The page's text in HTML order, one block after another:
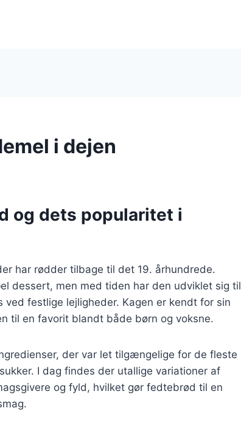
i dejen
og dets popularitet i
har rødder tilbage til det 19. århundrede.
dessert, men med tiden har den udviklet sig til
festlige lejligheder. Kagen er kendt for sin
til en favorit blandt både børn og voksne.
der var let tilgængelige for de fleste
I dag findes der utallige variationer af
og fyld, hvilket gør fedtebrød til en